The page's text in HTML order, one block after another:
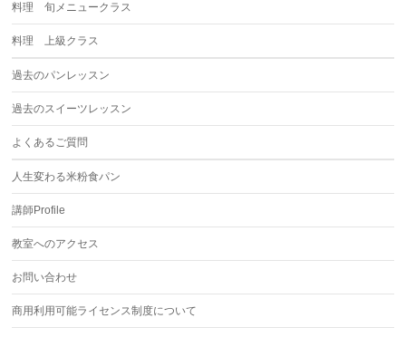
料理 旬メニュークラス
料理 上級クラス
過去のパンレッスン
過去のスイーツレッスン
よくあるご質問
人生変わる米粉食パン
講師Profile
教室へのアクセス
お問い合わせ
商用利用可能ライセンス制度について